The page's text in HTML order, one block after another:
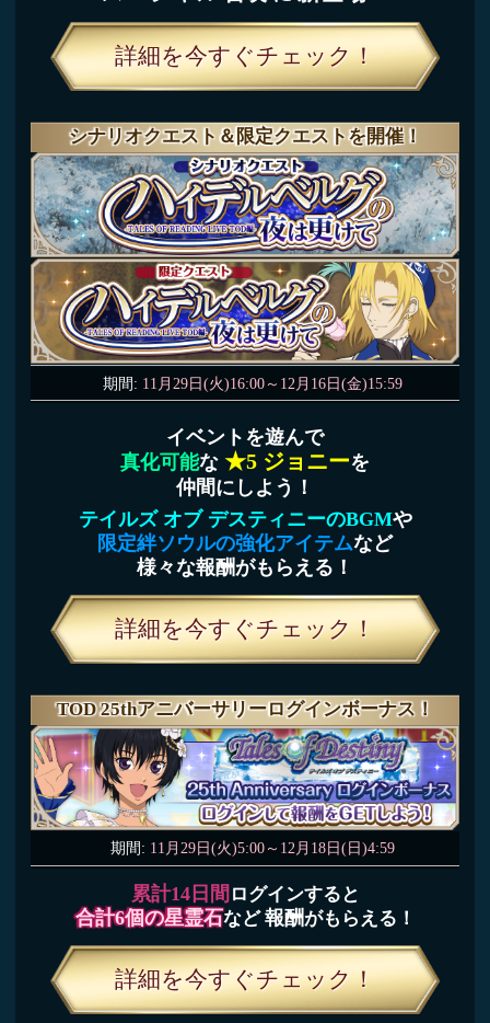
詳細を今すぐチェック！
期間:11月29日(火)5:00～12月18日(日)4:59
累計14日間ログインすると
合計6個の星霊石など報酬がもらえる！
詳細を今すぐチェック！
アプリ起動画面が特別バージョンに！
期間:11月29日(火)5:00～12月12日(月)4:59
アプリ起動画面が期間限定で
キャンペーンを盛り上げる
特別なアプリ起動画面をお楽しみに!
今後も色々なイベントやキャンペーンを
ドンドン開催する予定なのでお楽しみに！
テイルズ オブ アスタリア運営事務局